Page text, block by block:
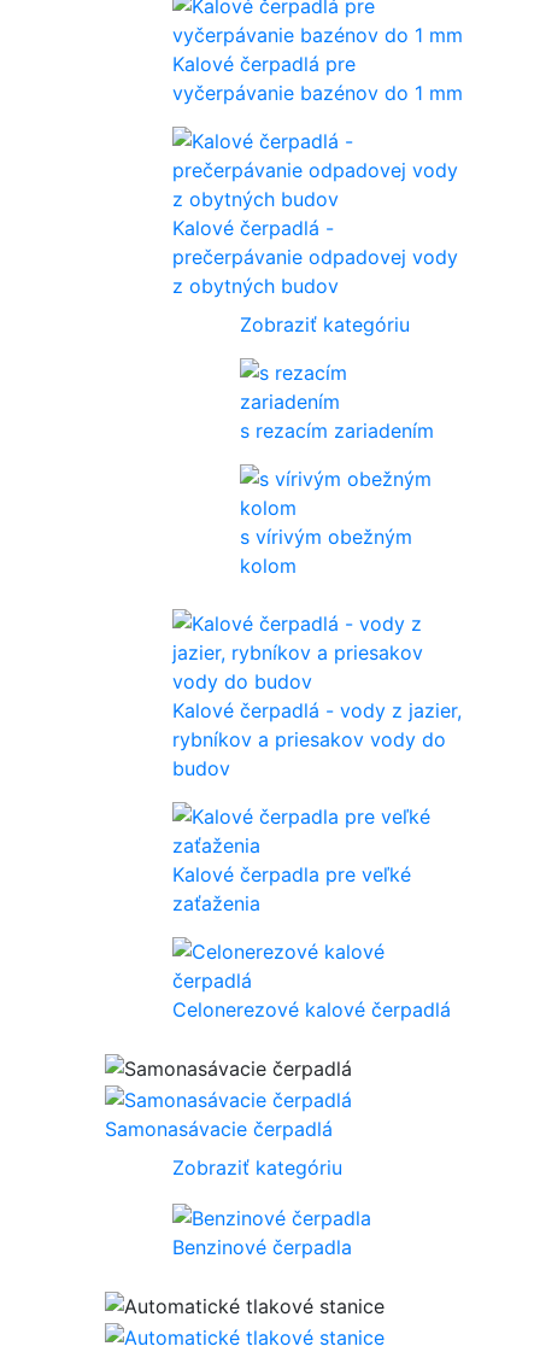
Kalové čerpadlá pre
vyčerpávanie bazénov do 1 mm
Kalové čerpadlá -
prečerpávanie odpadovej vody
z obytných budov
Zobraziť kategóriu
s rezacím zariadením
s vírivým obežným
kolom
Kalové čerpadlá - vody z jazier,
rybníkov a priesakov vody do
budov
Kalové čerpadla pre veľké
zaťaženia
Celonerezové kalové čerpadlá
Samonasávacie čerpadlá
Zobraziť kategóriu
Benzinové čerpadla